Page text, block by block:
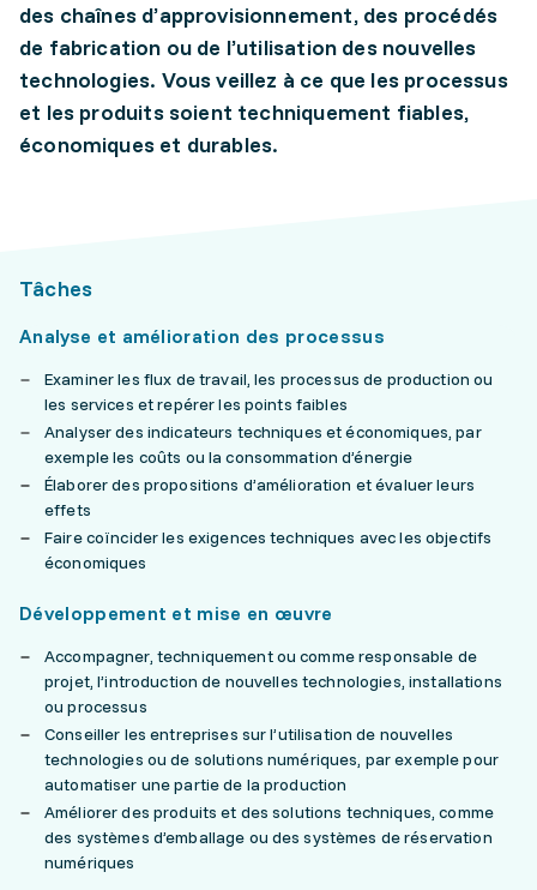
des chaînes d’approvisionnement, des procédés
de fabrication ou de l’utilisation des nouvelles
technologies. Vous veillez à ce que les processus
et les produits soient techniquement fiables,
économiques et durables.
Tâches
Analyse et amélioration des processus
Examiner les flux de travail, les processus de production ou
les services et repérer les points faibles
Analyser des indicateurs techniques et économiques, par
exemple les coûts ou la consommation d’énergie
Élaborer des propositions d’amélioration et évaluer leurs
effets
Faire coïncider les exigences techniques avec les objectifs
économiques
Développement et mise en œuvre
Accompagner, techniquement ou comme responsable de
projet, l’introduction de nouvelles technologies, installations
ou processus
Conseiller les entreprises sur l’utilisation de nouvelles
technologies ou de solutions numériques, par exemple pour
automatiser une partie de la production
Améliorer des produits et des solutions techniques, comme
des systèmes d’emballage ou des systèmes de réservation
numériques